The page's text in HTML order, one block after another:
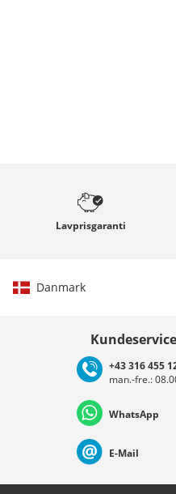
Lavprisgaranti
Danmark
Deutschland
Nederland Italia
+43 316 455
man.-fre.:
WhatsApp
E-Mail